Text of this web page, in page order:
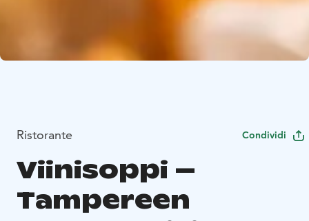
Ristorante Condividi
Viinisoppi –
Tampereen